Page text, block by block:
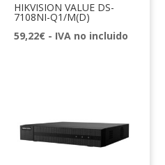
HIKVISION VALUE DS-
7108NI-Q1/M(D)
59,22€ - IVA no incluido